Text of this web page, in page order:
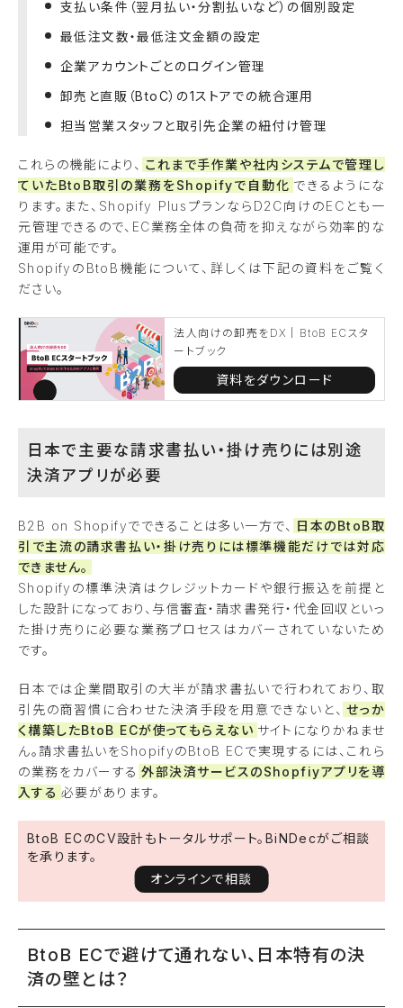
支払い条件（翌月払い・分割払いなど）の個別設定
最低注文数・最低注文金額の設定
企業アカウントごとのログイン管理
卸売と直販（BtoC）の1ストアでの統合運用
担当営業スタッフと取引先企業の紐付け管理
これらの機能により、 これまで手作業や社内システムで管理し
ていたBtoB取引の業務をShopifyで自動化 できるようにな
ります。また、Shopify PlusプランならD2C向けのECとも一
元管理できるので、EC業務全体の負荷を抑えながら効率的な
運用が可能です。
ShopifyのBtoB機能について、詳しくは下記の資料をご覧く
ださい。
法人向けの卸売をDX｜BtoB ECスタ
ートブック
資料をダウンロード
日本で主要な請求書払い・掛け売りには別途
決済アプリが必要
B2B on Shopifyでできることは多い一方で、 日本のBtoB取
引で主流の請求書払い・掛け売りには標準機能だけでは対応
できません。
Shopifyの標準決済はクレジットカードや銀行振込を前提と
した設計になっており、与信審査・請求書発行・代金回収といっ
た掛け売りに必要な業務プロセスはカバーされていないため
です。
日本では企業間取引の大半が請求書払いで行われており、取
引先の商習慣に合わせた決済手段を用意できないと、 せっか
く構築したBtoB ECが使ってもらえない サイトになりかねませ
ん。請求書払いをShopifyのBtoB ECで実現するには、これら
の業務をカバーする 外部決済サービスのShopfiyアプリを導
入する 必要があります。
BtoB ECのCV設計もトータルサポート。BiNDecがご相談
を承ります。
オンラインで相談
BtoB ECで避けて通れない、日本特有の決
済の壁とは？